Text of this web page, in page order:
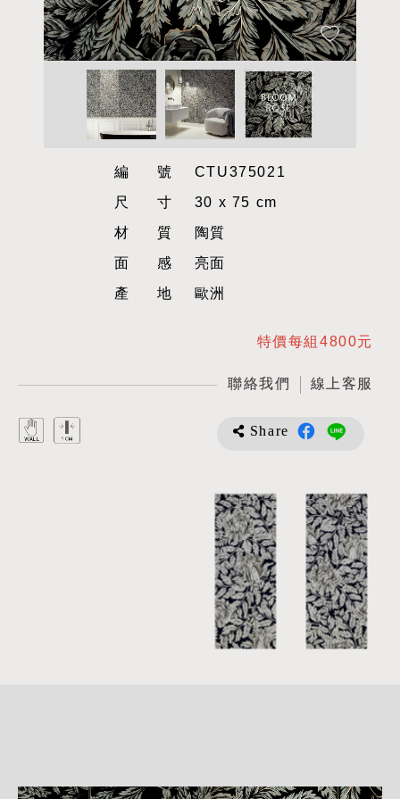
編號CTU375021
尺寸30 x 75 cm
材質陶質
面感亮面
產地歐洲
特價每組4800元
聯絡我們 線上客服
Share